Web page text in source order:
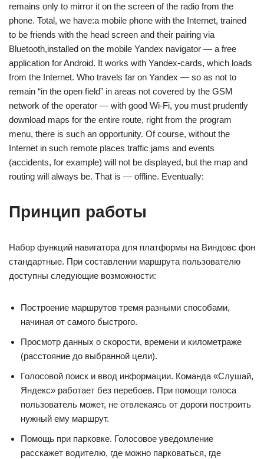
remains only to mirror it on the screen of the radio from the
phone. Total, we have:a mobile phone with the Internet, trained
to be friends with the head screen and their pairing via
Bluetooth,installed on the mobile Yandex navigator — a free
application for Android. It works with Yandex-cards, which loads
from the Internet. Who travels far on Yandex — so as not to
remain “in the open field” in areas not covered by the GSM
network of the operator — with good Wi-Fi, you must prudently
download maps for the entire route, right from the program
menu, there is such an opportunity. Of course, without the
Internet in such remote places traffic jams and events
(accidents, for example) will not be displayed, but the map and
routing will always be. That is — offline. Eventually:
Принцип работы
Набор функций навигатора для платформы на Виндовс фон
стандартные. При составлении маршрута пользователю
доступны следующие возможности:
Построение маршрутов тремя разными способами,
начиная от самого быстрого.
Просмотр данных о скорости, времени и километраже
(расстояние до выбранной цели).
Голосовой поиск и ввод информации. Команда «Слушай,
Яндекс» работает без перебоев. При помощи голоса
пользователь может, не отвлекаясь от дороги построить
нужный ему маршрут.
Помощь при парковке. Голосовое уведомление
расскажет водителю, где можно парковаться, где